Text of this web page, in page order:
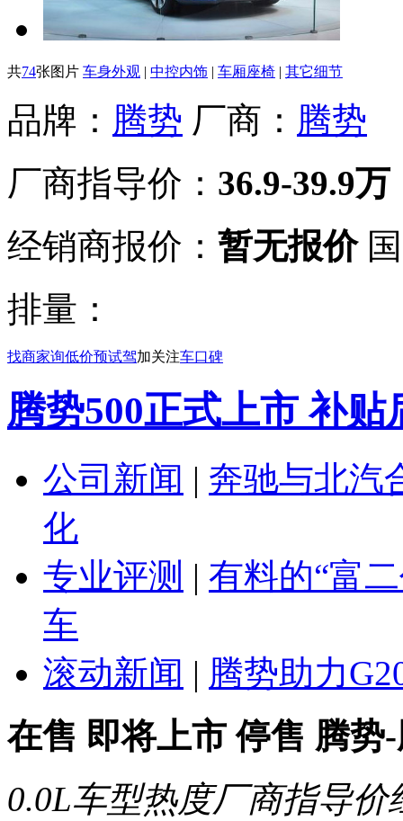
共74张图片 车身外观 | 中控内饰 | 车厢座椅 | 其它细节
品牌： 腾势 厂商： 腾势
厂商指导价： 36.9-39.9万
经销商报价： 暂无报价
排量：
找商家询低价预试驾加关注车口碑
腾势500正式上市 补贴
公司新闻 | 奔驰与北汽
化
专业评测 | 有料的“富
车
滚动新闻 | 腾势助力
在售 即将上市 停售 腾势
0.0L车型热度厂商指导价